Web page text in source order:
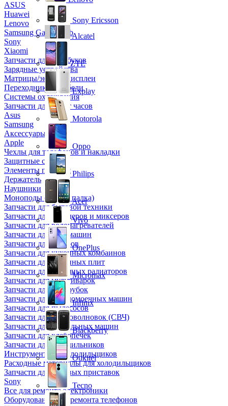
ASUS
Huawei
Lenovo
Samsung Galaxy Tab
Sony
Xiaomi
Запчасти для ноутбуков
Зарядные устройства
Матрицы/экраны/дисплеи
Переходники и кабели
Системы охлаждения
Запчасти для смарт часов
Asus
Samsung
Аксессуары
Apple
Чехлы для телефонов и накладки
Защитные стекла
Элементы питания
Держатель
Наушники
Моноподы (Селфи палка)
Запчасти для бытовой техники
Запчасти для блендеров и миксеров
Запчасти для водонагревателей
Запчасти для кофемашин
Запчасти для кулеров
Запчасти для кухонных комбаинов
Запчасти для кухонных плит
Запчасти для масляных радиаторов
Запчасти для мультиварок
Запчасти для мясорубок
Запчасти для посудомоечных машин
Запчасти для пылесосов
Запчасти для микроволновок (СВЧ)
Запчасти для стиральных машин
Запчасти для хлебопечек
Запчасти для холодильников
Инструмент для холодильщиков
Расходные материалы для холодильщиков
Запчасти для игровых приставок
Sony
Все для ремонта электроники
Оборудование для ремонта телефонов
Sony Ericsson
Alcatel
ZTE
Explay
Motorola
Oppo
Philips
Acer
Vivo
OnePlus
Micromax
Infinix
Blackberry
Oukitel
Tecno